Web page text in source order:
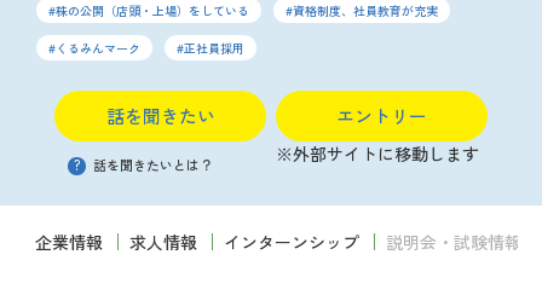
イベント
説明会
クローズアップ企業
株の公開（店頭・上場）をしている 資格制度、社員教育が充実
くるみんマーク 正社員採用
話を聞きたい
? 話を聞きたいとは？
エントリー
※外部サイトに移動します
企業情報 求人情報 インターンシップ 説明会・試験情報